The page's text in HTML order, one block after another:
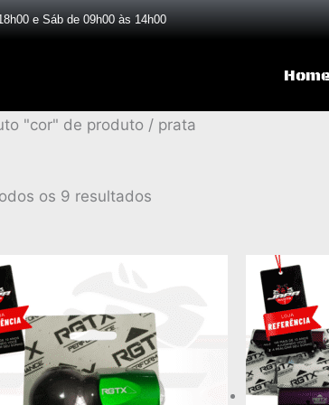
e Sáb de 09h00 às 14h00
"cor" de produto / prata
os 9 resultados
Classificado